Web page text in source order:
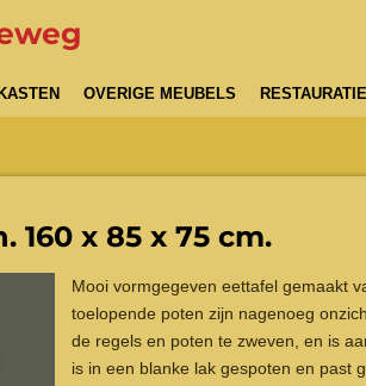
KASTEN OVERIGE MEUBELS RESTAURATIE
160 x 85 x 75 cm.
Mooi vormgegeven eettafel gemaakt
toelopende poten zijn nagenoeg
de regels en poten te zweven, en is
is in een blanke lak gespoten en past